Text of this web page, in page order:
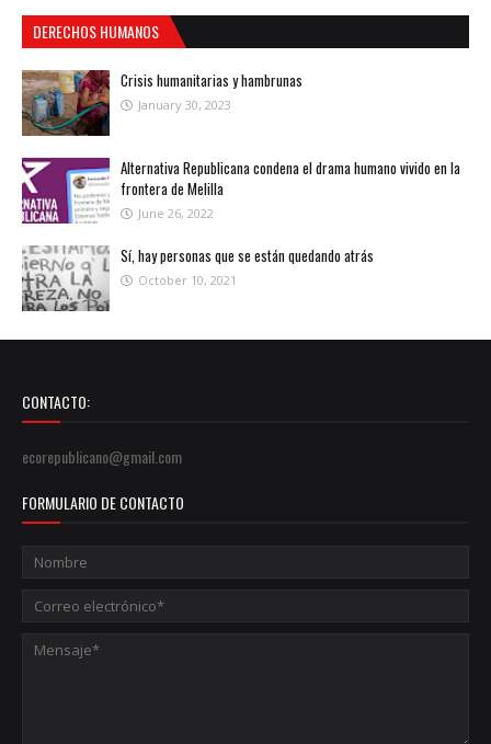
DERECHOS HUMANOS
Crisis humanitarias y hambrunas
January 30, 2023
Alternativa Republicana condena el drama humano vivido en la
frontera de Melilla
June 26, 2022
Sí, hay personas que se están quedando atrás
October 10, 2021
CONTACTO:
ecorepublicano@gmail.com
FORMULARIO DE CONTACTO